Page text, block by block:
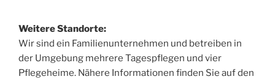
Weitere Standorte:
Wir sind ein Familienunternehmen und betreiben in
der Umgebung mehrere Tagespflegen und vier
Pflegeheime. Nähere Informationen finden Sie auf den